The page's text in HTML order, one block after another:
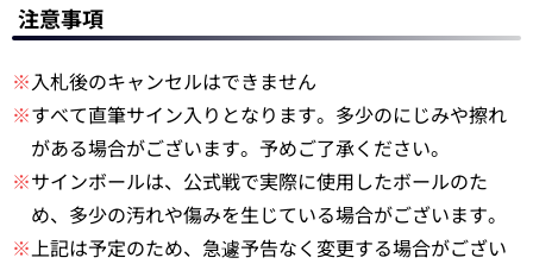
注意事項
※入札後のキャンセルはできません
※すべて直筆サイン入りとなります。多少のにじみや擦れ
がある場合がございます。予めご了承ください。
※サインボールは、公式戦で実際に使用したボールのた
め、多少の汚れや傷みを生じている場合がございます。
※上記は予定のため、急遽予告なく変更する場合がござい